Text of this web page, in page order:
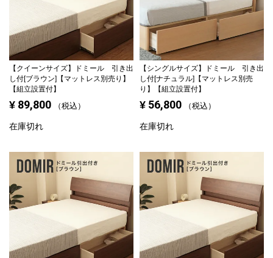
【クイーンサイズ】
ドミール 引き出
し付[ブラウン]【マットレス別売り】
【組立設置付】
¥ 89,800 税込
在庫切れ
【シングルサイズ】
ドミール 引き出
し付[ナチュラル]【マットレス別売
り】【組立設置付】
¥ 56,800 税込
在庫切れ